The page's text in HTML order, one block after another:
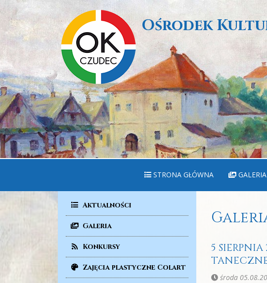
Ośrodek
STRONA GŁÓWNA
Aktualności
Galeria
Konkursy
Zajęcia plastyczne Colart
5
środa